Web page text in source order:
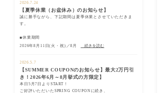
2026.7.24
【夏季休業（お盆休み）のお知らせ】
誠に勝手ながら、下記期間は夏季休業とさせていただきま
す。
■休業期間
2026年8月11日(火・祝)／8月
続きを読む
2026.5.7
【SUMMER COUPONのお知らせ】最大2万円引
き！2026年6月～8月挙式の方限定】
本日5月7日よりSTART！
ご好評いただいたSPRING COUPONに続き、